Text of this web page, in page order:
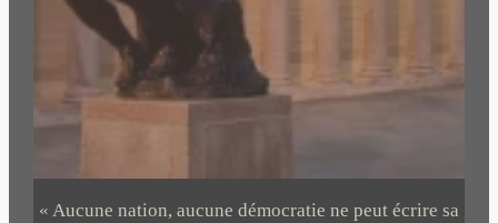
« Aucune nation, aucune démocratie ne peut écrire sa